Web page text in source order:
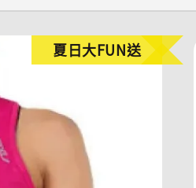
夏日大FUN送